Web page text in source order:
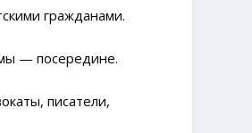
гражданами.
— посередине.
писатели,